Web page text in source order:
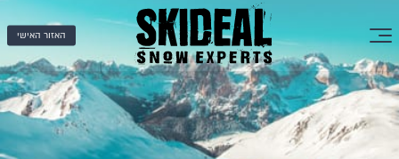
האזור האישי